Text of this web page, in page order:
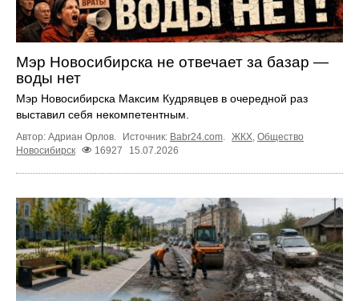
Мэр Новосибирска не отвечает за базар —
воды нет
Мэр Новосибирска Максим Кудрявцев в очередной раз
выставил себя некомпетентным.
Автор: Адриан Орлов. Источник: Babr24.com ЖКХ Общество
Новосибирск
16927 15.07.2026